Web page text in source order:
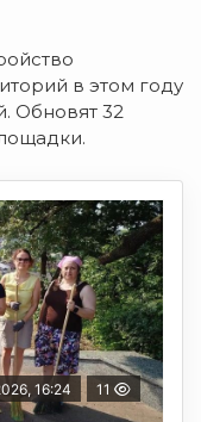
в этом году
Обновят 32
16:24 11